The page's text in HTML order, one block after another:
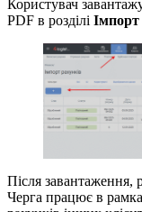
Користувач
PDF в розділі Імпорт
Після завантаження,
Черга працює в